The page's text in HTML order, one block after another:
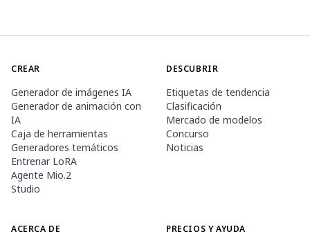
CREAR
Generador de imágenes IA
Generador de animación con
IA
Caja de herramientas
Generadores temáticos
Entrenar LoRA
Agente Mio.2
Studio
DESCUBRIR
Etiquetas de tendencia
Clasificación
Mercado de modelos
Concurso
Noticias
ACERCA DE PRECIOS Y AYUDA